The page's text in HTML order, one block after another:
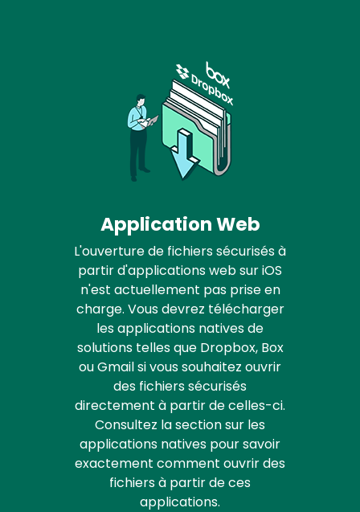
Application Web
L'ouverture de fichiers sécurisés à
partir d'applications web sur iOS
n'est actuellement pas prise en
charge. Vous devrez télécharger
les applications natives de
solutions telles que Dropbox, Box
ou Gmail si vous souhaitez ouvrir
des fichiers sécurisés
directement à partir de celles-ci.
Consultez la section sur les
applications natives pour savoir
exactement comment ouvrir des
fichiers à partir de ces
applications.